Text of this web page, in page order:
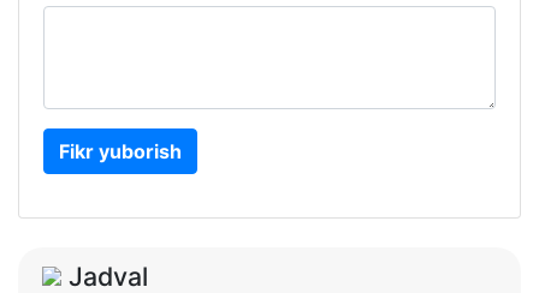
Fikr yuborish
Jadval